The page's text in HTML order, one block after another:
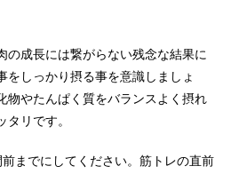
の成長には繋がらない残念な結果に
をしっかり摂る事を意識しましょ
物やたんぱく質をバランスよく摂れ
リです。
までにしてください。筋トレの直前